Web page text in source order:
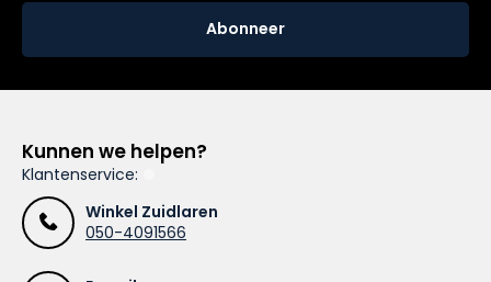
Abonneer
Kunnen we helpen?
Klantenservice:
Winkel Zuidlaren
050-4091566